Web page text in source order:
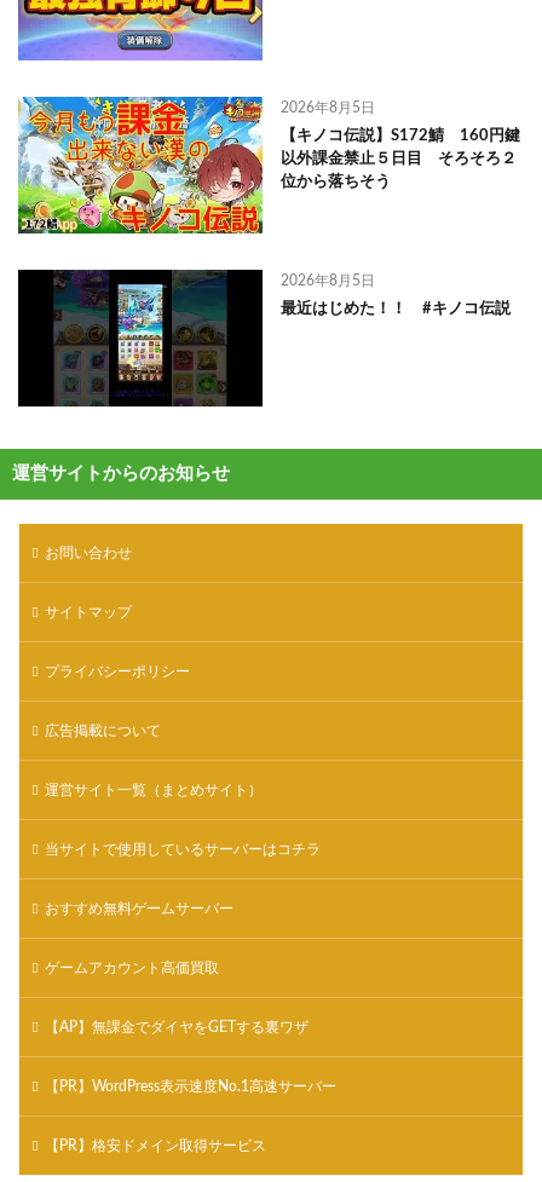
2026年8月5日
【キノコ伝説】S172鯖 160円鍵
以外課金禁止５日目 そろそろ２
位から落ちそう
2026年8月5日
最近はじめた！！ #キノコ伝説
運営サイトからのお知らせ
お問い合わせ
サイトマップ
プライバシーポリシー
広告掲載について
運営サイト一覧（まとめサイト）
当サイトで使用しているサーバーはコチラ
おすすめ無料ゲームサーバー
ゲームアカウント高価買取
【AP】無課金でダイヤをGETする裏ワザ
【PR】WordPress表示速度No.1高速サーバー
【PR】格安ドメイン取得サービス